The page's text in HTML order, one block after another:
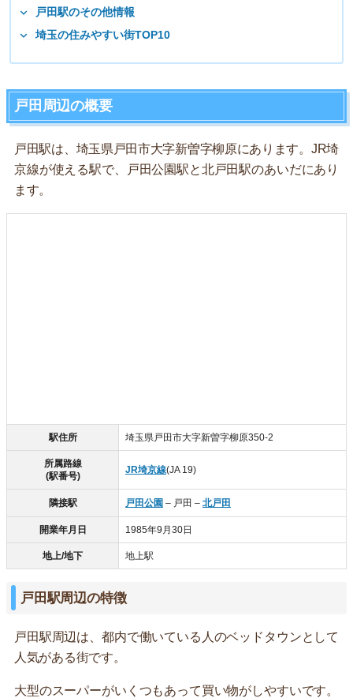
戸田駅のその他情報
埼玉の住みやすい街TOP10
戸田周辺の概要
戸田駅は、埼玉県戸田市大字新曽字柳原にあります。JR埼
京線が使える駅で、戸田公園駅と北戸田駅のあいだにあり
ます。
駅住所 埼玉県戸田市大字新曽字柳原350-2
所属路線
(駅番号)
JR埼京線(JA 19)
隣接駅 戸田公園 – 戸田 – 北戸田
開業年月日 1985年9月30日
地上/地下 地上駅
戸田駅周辺の特徴
戸田駅周辺は、都内で働いている人のベッドタウンとして
人気がある街です。
大型のスーパーがいくつもあって買い物がしやすいです。